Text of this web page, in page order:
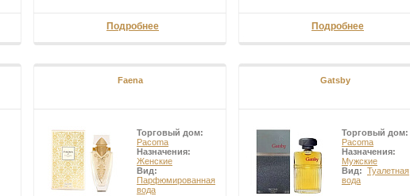
Подробнее Подробнее
Faena
Торговый дом:
Pacoma
Назначения:
Женские
Вид:
Парфюмированная
вода
Gatsby
Торговый дом:
Pacoma
Назначения:
Мужские
Вид: Туалетная
вода